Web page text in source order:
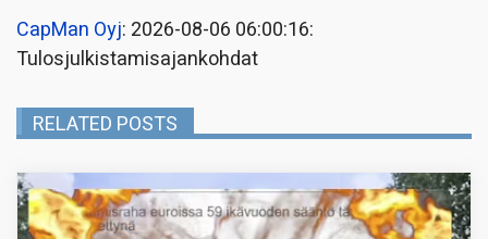
CapMan Oyj: 2026-08-06 06:00:16:
Tulosjulkistamisajankohdat
RELATED POSTS